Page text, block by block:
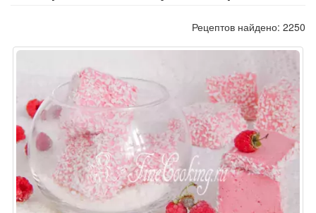
Рецептов найдено: 2250